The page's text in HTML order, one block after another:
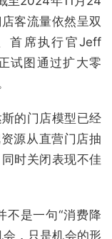
客流量依然呈双
首席执行官Jeff
试图通过扩大零
的门店模型已经
源从直营门店抽
时关闭表现不佳
不是一句“消费降
，只是机会的形